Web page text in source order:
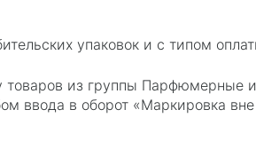
упаковок и с типом
из группы Парфюмерные
ввода в оборот «Маркировка